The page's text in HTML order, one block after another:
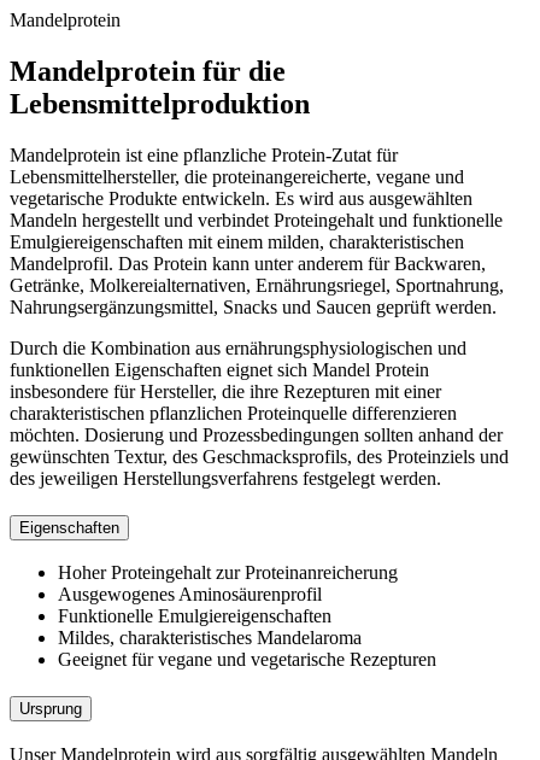
Mandelprotein
Mandelprotein für die
Lebensmittelproduktion
Mandelprotein ist eine pflanzliche Protein-Zutat für
Lebensmittelhersteller, die proteinangereicherte, vegane und
vegetarische Produkte entwickeln. Es wird aus ausgewählten
Mandeln hergestellt und verbindet Proteingehalt und funktionelle
Emulgiereigenschaften mit einem milden, charakteristischen
Mandelprofil. Das Protein kann unter anderem für Backwaren,
Getränke, Molkereialternativen, Ernährungsriegel, Sportnahrung,
Nahrungsergänzungsmittel, Snacks und Saucen geprüft werden.
Durch die Kombination aus ernährungsphysiologischen und
funktionellen Eigenschaften eignet sich Mandel Protein
insbesondere für Hersteller, die ihre Rezepturen mit einer
charakteristischen pflanzlichen Proteinquelle differenzieren
möchten. Dosierung und Prozessbedingungen sollten anhand der
gewünschten Textur, des Geschmacksprofils, des Proteinziels und
des jeweiligen Herstellungsverfahrens festgelegt werden.
Eigenschaften
Hoher Proteingehalt zur Proteinanreicherung
Ausgewogenes Aminosäurenprofil
Funktionelle Emulgiereigenschaften
Mildes, charakteristisches Mandelaroma
Geeignet für vegane und vegetarische Rezepturen
Ursprung
Unser Mandelprotein wird aus sorgfältig ausgewählten Mandeln